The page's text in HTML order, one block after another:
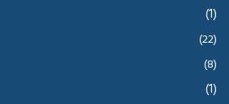
(1)
(22)
(8)
(1)